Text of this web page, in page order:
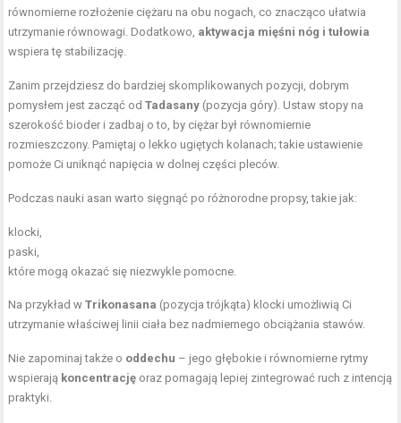
równomierne rozłożenie ciężaru na obu nogach, co znacząco ułatwia
utrzymanie równowagi. Dodatkowo, aktywacja mięśni nóg i tułowia
wspiera tę stabilizację.
Zanim przejdziesz do bardziej skomplikowanych pozycji, dobrym
pomysłem jest zacząć odTadasany (pozycja góry). Ustaw stopy na
szerokość bioder i zadbaj o to, by ciężar był równomiernie
rozmieszczony. Pamiętaj o lekko ugiętych kolanach; takie ustawienie
pomoże Ci uniknąć napięcia w dolnej części pleców.
Podczas nauki asan warto sięgnąć po różnorodne propsy, takie jak:
klocki,
paski,
które mogą okazać się niezwykle pomocne.
Na przykład wTrikonasana (pozycja trójkąta) klocki umożliwią Ci
utrzymanie właściwej linii ciała bez nadmiernego obciążania stawów.
Nie zapominaj także o oddechu – jego głębokie i równomierne rytmy
wspierają koncentrację oraz pomagają lepiej zintegrować ruch z intencją
praktyki.